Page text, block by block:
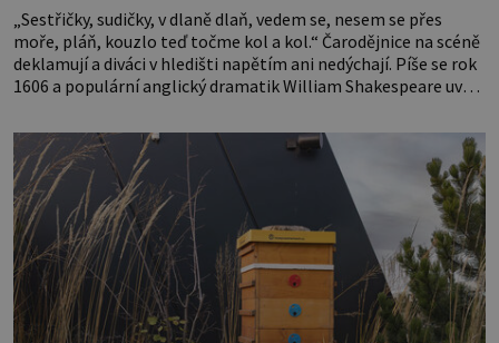
„Sestřičky, sudičky, v dlaně dlaň, vedem se, nesem se přes
moře, pláň, kouzlo teď točme kol a kol.“ Čarodějnice na scéně
deklamují a diváci v hledišti napětím ani nedýchají. Píše se rok
1606 a populární anglický dramatik William Shakespeare uvádí
roce 1603 vystřídal